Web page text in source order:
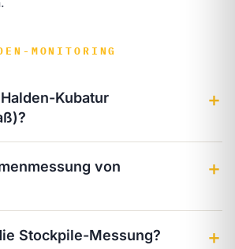
MONITORING
Kubatur
＋
von
＋
Stockpile-Messung? ＋